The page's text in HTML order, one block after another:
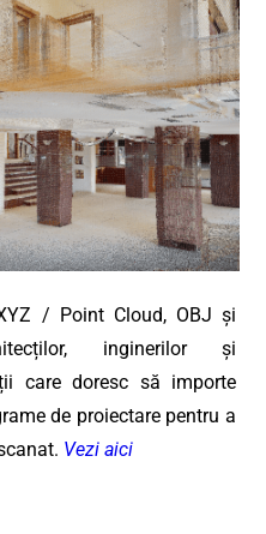
/ Point Cloud, OBJ și
inginerilor și
care doresc să importe
de proiectare pentru a
Vezi aici